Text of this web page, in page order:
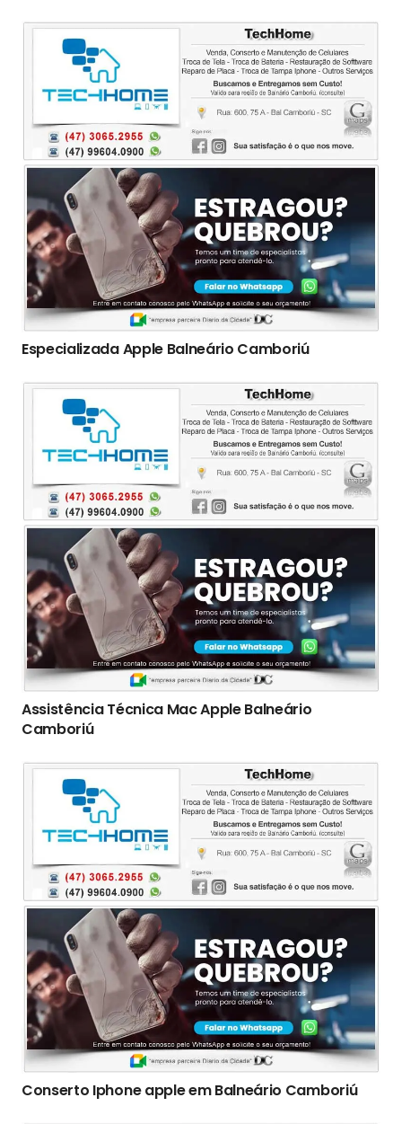
Especializada Apple Balneário Camboriú
Assistência Técnica Mac Apple Balneário
Camboriú
Conserto Iphone apple em Balneário Camboriú